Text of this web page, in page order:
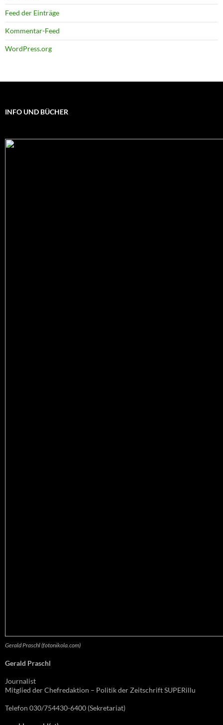
Feed der Einträge
Kommentar-Feed
WordPress.org
INFO UND BÜCHER
Gerald Praschl (fotonikola.com)
Gerald Praschl
Journalist
Mitglied der Chefredaktion – Politik der Zeitschrift SUPERillu
Telefon 030/754430-6400 (Sekretariat)